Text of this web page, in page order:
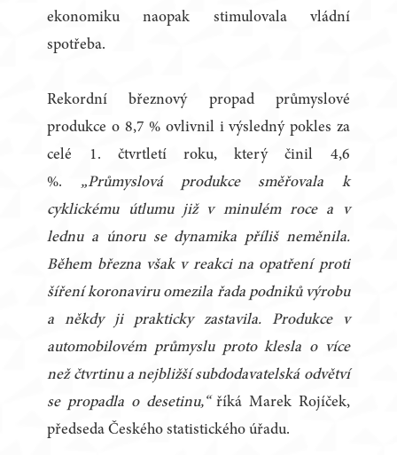
ekonomiku naopak stimulovala vládní
spotřeba.
Rekordní březnový propad průmyslové
produkce o 8,7 % ovlivnil i výsledný pokles za
celé 1. čtvrtletí roku, který činil 4,6
%. „Průmyslová produkce směřovala k
cyklickému útlumu již v minulém roce a v
lednu a únoru se dynamika příliš neměnila.
Během března však v reakci na opatření proti
šíření koronaviru omezila řada podniků výrobu
a někdy ji prakticky zastavila. Produkce v
automobilovém průmyslu proto klesla o více
než čtvrtinu a nejbližší subdodavatelská odvětví
se propadla o desetinu,“říká Marek Rojíček,
předseda Českého statistického úřadu.